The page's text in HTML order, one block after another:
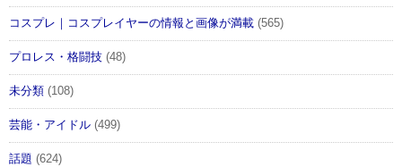
コスプレ｜コスプレイヤーの情報と画像が満載 (565)
プロレス・格闘技 (48)
未分類 (108)
芸能・アイドル (499)
話題 (624)